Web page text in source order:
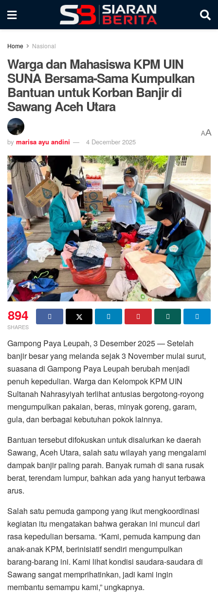
Home Nasional
Warga dan Mahasiswa KPM UIN
SUNA Bersama-Sama Kumpulkan
Bantuan untuk Korban Banjir di
Sawang Aceh Utara
by marisa ayu andini 4 December 2025
AA
894
SHARES
Gampong Paya Leupah, 3 Desember 2025 — Setelah
banjir besar yang melanda sejak 3 November mulai surut,
suasana di Gampong Paya Leupah berubah menjadi
penuh kepedulian. Warga dan Kelompok KPM UIN
Sultanah Nahrasyiyah terlihat antusias bergotong-royong
mengumpulkan pakaian, beras, minyak goreng, garam,
gula, dan berbagai kebutuhan pokok lainnya.
Bantuan tersebut difokuskan untuk disalurkan ke daerah
Sawang, Aceh Utara, salah satu wilayah yang mengalami
dampak banjir paling parah. Banyak rumah di sana rusak
berat, terendam lumpur, bahkan ada yang hanyut terbawa
arus.
Salah satu pemuda gampong yang ikut mengkoordinasi
kegiatan itu mengatakan bahwa gerakan ini muncul dari
rasa kepedulian bersama. “Kami, pemuda kampung dan
anak-anak KPM, berinisiatif sendiri mengumpulkan
barang-barang ini. Kami lihat kondisi saudara-saudara di
Sawang sangat memprihatinkan, jadi kami ingin
membantu semampu kami,” ungkapnya.